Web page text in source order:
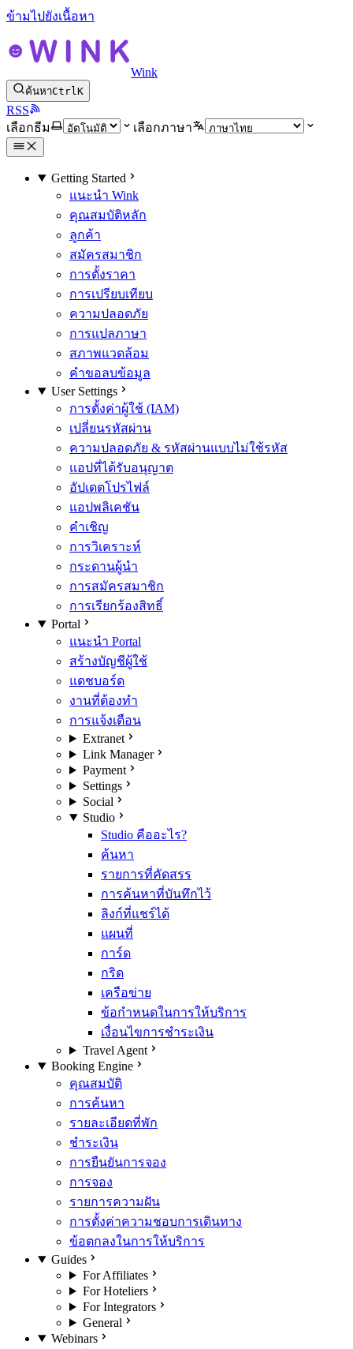
ข้ามไปยังเนื้อหา
Wink
ค้นหาCtrlK
RSS
เลือกธีม
เลือกภาษา
Getting Started
แนะนำ Wink
คุณสมบัติหลัก
ลูกค้า
สมัครสมาชิก
การตั้งราคา
การเปรียบเทียบ
ความปลอดภัย
การแปลภาษา
สภาพแวดล้อม
คำขอลบข้อมูล
User Settings
การตั้งค่าผู้ใช้ (IAM)
เปลี่ยนรหัสผ่าน
ความปลอดภัย & รหัสผ่านแบบไม่ใช้รหัส
แอปที่ได้รับอนุญาต
อัปเดตโปรไฟล์
แอปพลิเคชัน
คำเชิญ
การวิเคราะห์
กระดานผู้นำ
การสมัครสมาชิก
การเรียกร้องสิทธิ์
Portal
แนะนำ Portal
สร้างบัญชีผู้ใช้
แดชบอร์ด
งานที่ต้องทำ
การแจ้งเตือน
Extranet
Link Manager
Payment
Settings
Social
Studio
Studio คืออะไร?
ค้นหา
รายการที่คัดสรร
การค้นหาที่บันทึกไว้
ลิงก์ที่แชร์ได้
แผนที่
การ์ด
กริด
เครือข่าย
ข้อกำหนดในการให้บริการ
เงื่อนไขการชำระเงิน
Travel Agent
Booking Engine
คุณสมบัติ
การค้นหา
รายละเอียดที่พัก
ชำระเงิน
การยืนยันการจอง
การจอง
รายการความฝัน
การตั้งค่าความชอบการเดินทาง
ข้อตกลงในการให้บริการ
Guides
For Affiliates
For Hoteliers
For Integrators
General
Webinars